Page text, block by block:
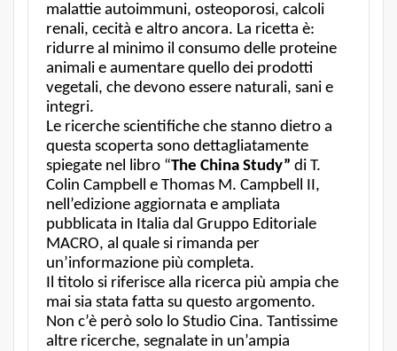
malattie autoimmuni, osteoporosi, calcoli
renali, cecità e altro ancora. La ricetta è:
ridurre al minimo il consumo delle proteine
animali e aumentare quello dei prodotti
vegetali, che devono essere naturali, sani e
integri.
Le ricerche scientifiche che stanno dietro a
questa scoperta sono dettagliatamente
spiegate nel libro “The China Study” di T.
Colin Campbell e Thomas M. Campbell II,
nell’edizione aggiornata e ampliata
pubblicata in Italia dal Gruppo Editoriale
MACRO, al quale si rimanda per
un’informazione più completa.
Il titolo si riferisce alla ricerca più ampia che
mai sia stata fatta su questo argomento.
Non c’è però solo lo Studio Cina. Tantissime
altre ricerche, segnalate in un’ampia